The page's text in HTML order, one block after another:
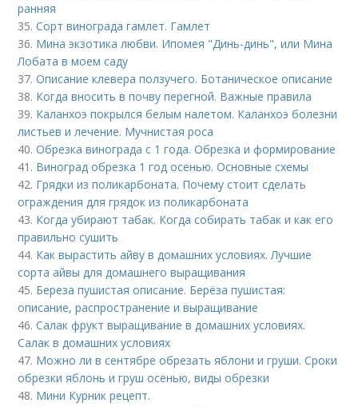
ранняя
35.Сорт винограда гамлет. Гамлет
36. Мина экзотика любви. Ипомея "Динь-динь", или Мина
Лобата в моем саду
37.Описание клевера ползучего. Ботаническое описание
38. Когда вносить в почву перегной. Важные правила
39. Каланхоэ покрылся белым налетом. Каланхоэ болезни
листьев и лечение. Мучнистая роса
40.Обрезка винограда с 1 года. Обрезка и формирование
41. Виноград обрезка 1 год осенью. Основные схемы
42. Грядки из поликарбоната. Почему стоит сделать
ограждения для грядок из поликарбоната
43. Когда убирают табак. Когда собирать табак и как его
правильно сушить
44. Как вырастить айву в домашних условиях. Лучшие
сорта айвы для домашнего выращивания
45. Береза пушистая описание. Берёза пушистая:
описание, распространение и выращивание
46.Салак фрукт выращивание в домашних условиях.
Салак в домашних условиях
47. Можно ли в сентябре обрезать яблони и груши. Сроки
обрезки яблонь и груш осенью, виды обрезки
48. Мини Курник рецепт.